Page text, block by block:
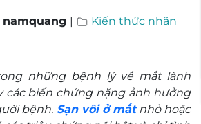
namquang |
Kiến thức nhãn
những bệnh lý về mắt lành
các biến chứng nặng ảnh hưởng
bệnh. Sạn vôi ở mắtnhỏ hoặc